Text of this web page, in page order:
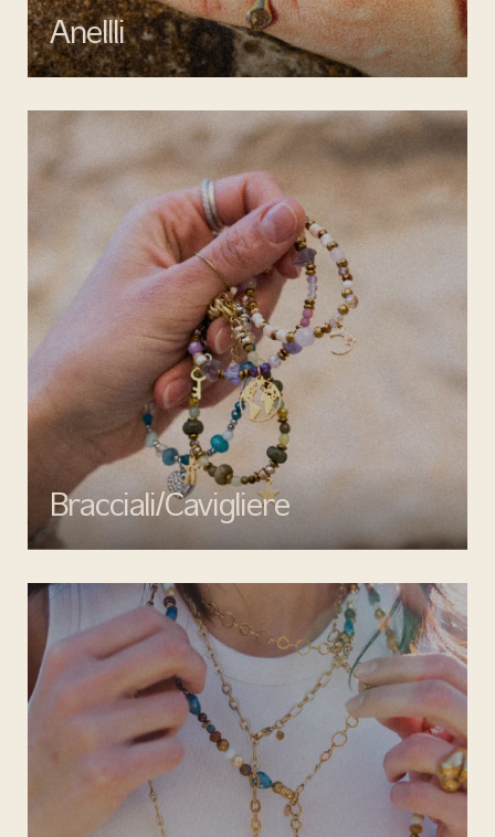
Anellli
Scopri la collezione di anelli artigianali di Mata gioielli, realizzati in
Bracciali/Cavigliere
Completa il tuo look con i bracciali e cavigliere di Mata gioielli: